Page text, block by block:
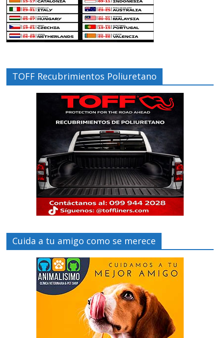
TOFF Recubrimientos Poliuretano
Cuida a tu amigo como se merece